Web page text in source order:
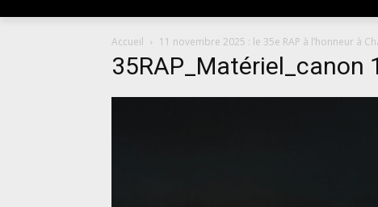
Accueil 11 novembre 2025 : le 35e RAP à l’honneur à
35RAP_Matériel_canon